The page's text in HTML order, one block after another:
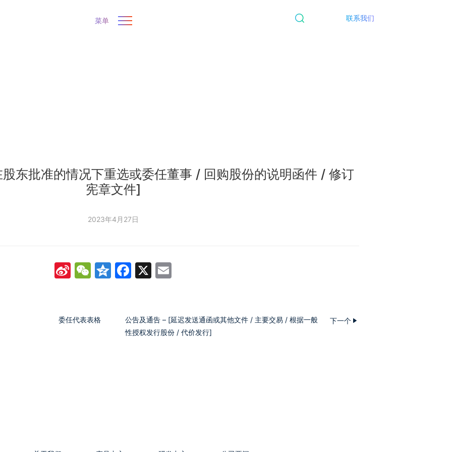
联系我们
菜单
东批准的情况下重选或委任董事 / 回购股份的说明函件 / 修订
宪章文件]
2023年4月27日
SinaWeChat
Qzone
Facebook
X
委任代表表格
公告及通告 – [延迟发送通函或其他文件 / 主要交易 / 根据一般
性授权发行股份 / 代价发行]
下一个